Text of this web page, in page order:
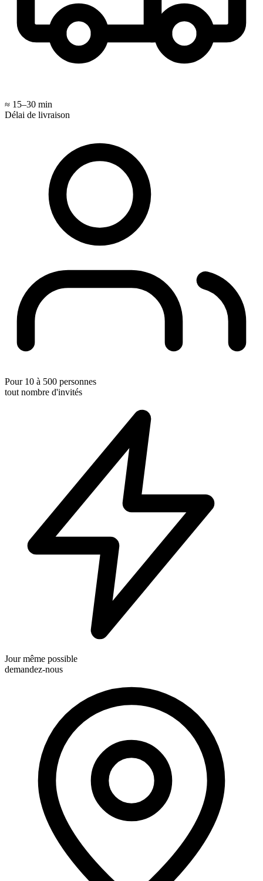
≈ 15–30 min
Délai de livraison
Pour 10 à 500 personnes
tout nombre d'invités
Jour même possible
demandez-nous